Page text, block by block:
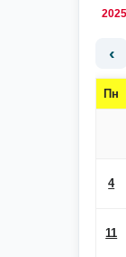
2025
‹
Пн
4
11